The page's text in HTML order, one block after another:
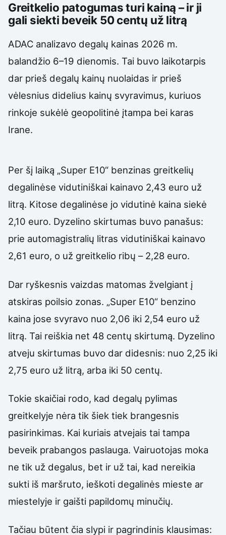
Greitkelio patogumas turi kainą – ir ji
gali siekti beveik 50 centų už litrą
ADAC analizavo degalų kainas 2026 m.
balandžio 6–19 dienomis. Tai buvo laikotarpis
dar prieš degalų kainų nuolaidas ir prieš
vėlesnius didelius kainų svyravimus, kuriuos
rinkoje sukėlė geopolitinė įtampa bei karas
Irane.
Per šį laiką „Super E10“ benzinas greitkelių
degalinėse vidutiniškai kainavo 2,43 euro už
litrą. Kitose degalinėse jo vidutinė kaina siekė
2,10 euro. Dyzelino skirtumas buvo panašus:
prie automagistralių litras vidutiniškai kainavo
2,61 euro, o už greitkelio ribų – 2,28 euro.
Dar ryškesnis vaizdas matomas žvelgiant į
atskiras poilsio zonas. „Super E10“ benzino
kaina jose svyravo nuo 2,06 iki 2,54 euro už
litrą. Tai reiškia net 48 centų skirtumą. Dyzelino
atveju skirtumas buvo dar didesnis: nuo 2,25 iki
2,75 euro už litrą, arba iki 50 centų.
Tokie skaičiai rodo, kad degalų pylimas
greitkelyje nėra tik šiek tiek brangesnis
pasirinkimas. Kai kuriais atvejais tai tampa
beveik prabangos paslauga. Vairuotojas moka
ne tik už degalus, bet ir už tai, kad nereikia
sukti iš maršruto, ieškoti degalinės mieste ar
miestelyje ir gaišti papildomų minučių.
Tačiau būtent čia slypi ir pagrindinis klausimas: